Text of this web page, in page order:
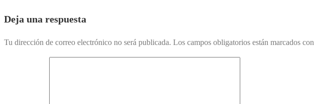
Deja una respuesta
Tu dirección de correo electrónico no será publicada. Los campos obligatorios están marcados con